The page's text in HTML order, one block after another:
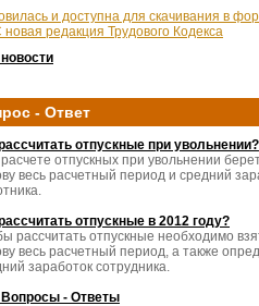
и доступна для скачивания в
новая редакция Трудового Кодекса
- Ответ
отпускные при увольнении?
отпускных при увольнении
весь расчетный период и средний
отпускные в 2012 году?
рассчитать отпускные необходимо
весь расчетный период, а также
заработок сотрудника.
Вопросы - Ответы